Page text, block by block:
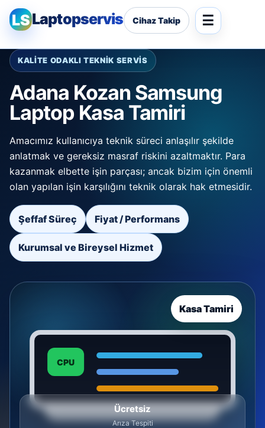
LSLaptopservis Cihaz Takip
KALİTE ODAKLI TEKNİK SERVİS
Adana Kozan Samsung
Laptop Kasa Tamiri
Amacımız kullanıcıya teknik süreci anlaşılır şekilde
anlatmak ve gereksiz masraf riskini azaltmaktır. Para
kazanmak elbette işin parçası; ancak bizim için önemli
olan yapılan işin karşılığını teknik olarak hak etmesidir.
Şeffaf Süreç Fiyat / Performans
Kurumsal ve Bireysel Hizmet
CPU
Kasa Tamiri
Ücretsiz
Arıza Tespiti